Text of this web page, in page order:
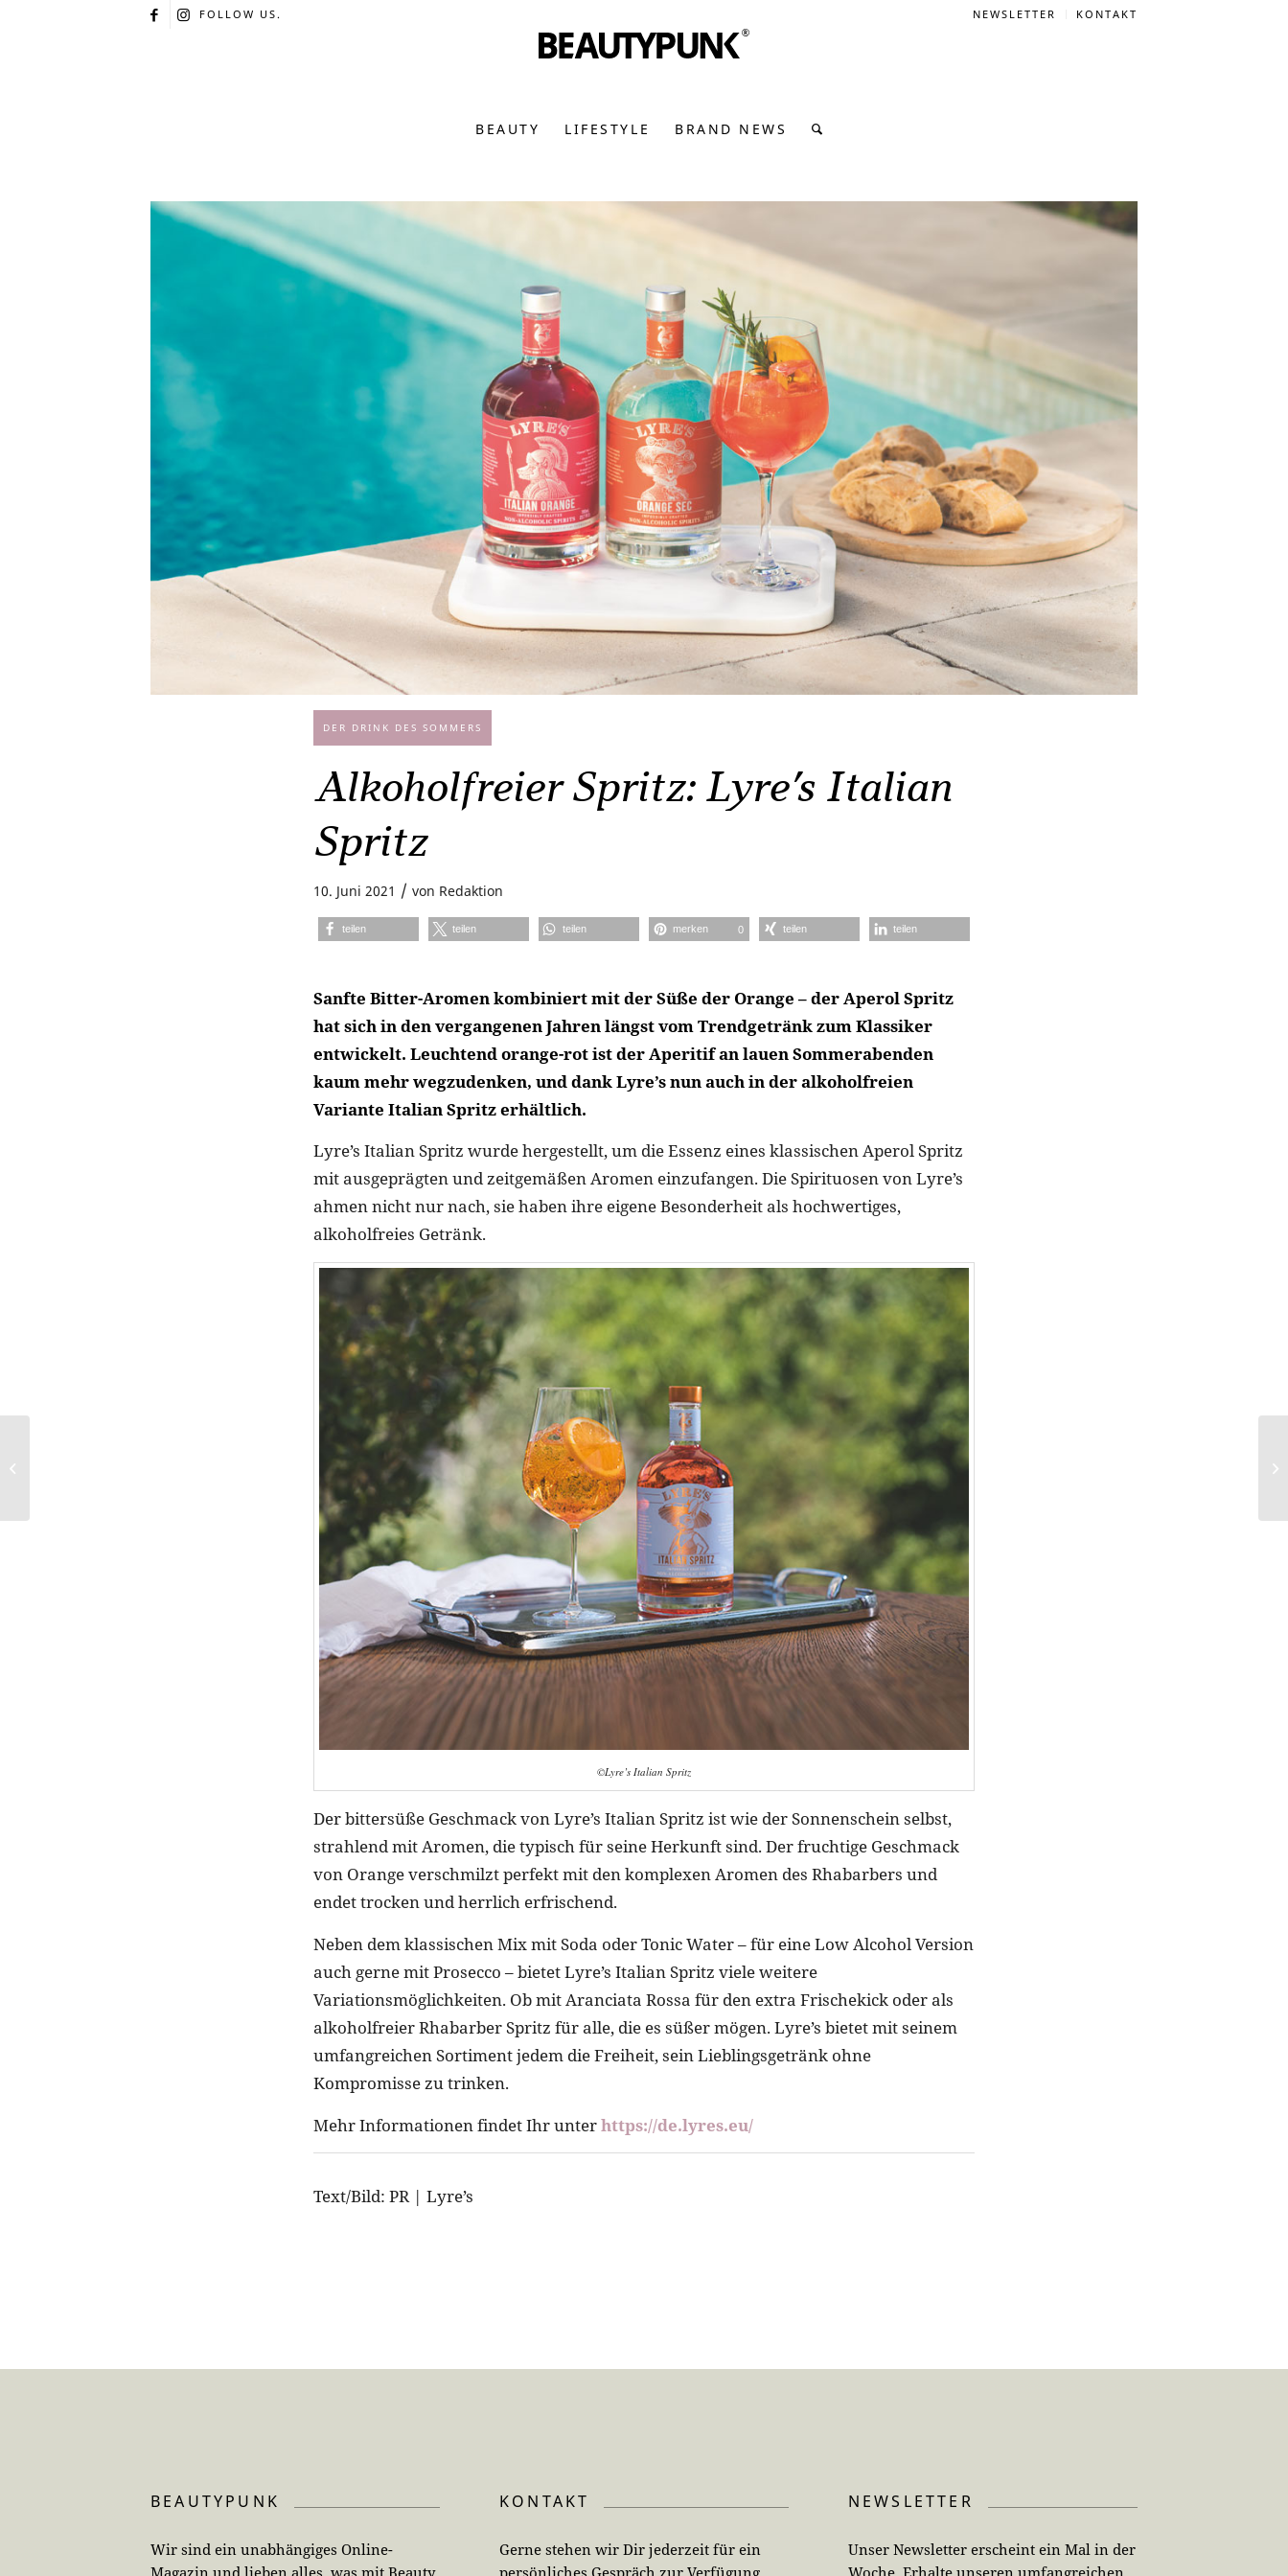
NEWSLETTER KONTAKT
FOLLOW US.
BEAUTY LIFESTYLE BRAND NEWS
DER DRINK DES SOMMERS
Alkoholfreier Spritz: Lyre’s Italian
Spritz
10. Juni 2021 / von Redaktion
teilen teilen teilen merken 0 teilen teilen
Sanfte Bitter-Aromen kombiniert mit der Süße der Orange – der Aperol Spritz
hat sich in den vergangenen Jahren längst vom Trendgetränk zum Klassiker
entwickelt. Leuchtend orange-rot ist der Aperitif an lauen Sommerabenden
kaum mehr wegzudenken, und dank Lyre’s nun auch in der alkoholfreien
Variante Italian Spritz erhältlich.
Lyre’s Italian Spritz wurde hergestellt, um die Essenz eines klassischen Aperol Spritz
mit ausgeprägten und zeitgemäßen Aromen einzufangen. Die Spirituosen von Lyre’s
ahmen nicht nur nach, sie haben ihre eigene Besonderheit als hochwertiges,
alkoholfreies Getränk.
©Lyre’s Italian Spritz
Der bittersüße Geschmack von Lyre’s Italian Spritz ist wie der Sonnenschein selbst,
strahlend mit Aromen, die typisch für seine Herkunft sind. Der fruchtige Geschmack
von Orange verschmilzt perfekt mit den komplexen Aromen des Rhabarbers und
endet trocken und herrlich erfrischend.
Neben dem klassischen Mix mit Soda oder Tonic Water – für eine Low Alcohol Version
auch gerne mit Prosecco – bietet Lyre’s Italian Spritz viele weitere
Variationsmöglichkeiten. Ob mit Aranciata Rossa für den extra Frischekick oder als
alkoholfreier Rhabarber Spritz für alle, die es süßer mögen. Lyre’s bietet mit seinem
umfangreichen Sortiment jedem die Freiheit, sein Lieblingsgetränk ohne
Kompromisse zu trinken.
Mehr Informationen findet Ihr unterhttps://de.lyres.eu/
Text/Bild: PR | Lyre’s
BEAUTYPUNK
Wir sind ein unabhängiges Online-
KONTAKT
Gerne stehen wir Dir jederzeit für ein
NEWSLETTER
Unser Newsletter erscheint ein Mal in der